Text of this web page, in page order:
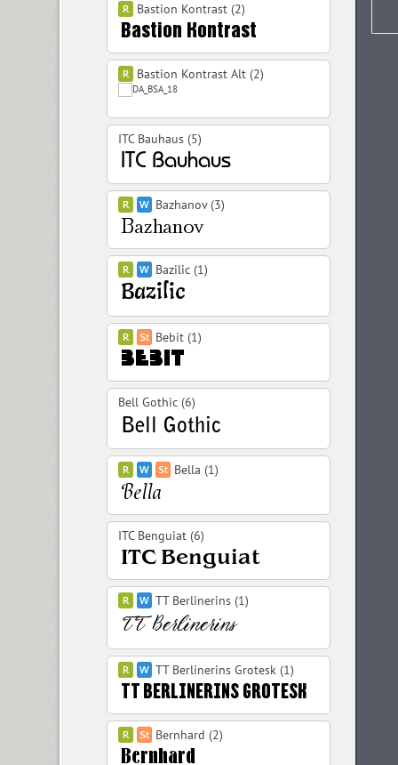
Bastion Kontrast (2)
Bastion Kontrast Alt (2)
ITC Bauhaus (5)
Bazhanov (3)
Bazilic (1)
Bebit (1)
Bell Gothic (6)
Bella (1)
ITC Benguiat (6)
TT Berlinerins (1)
TT Berlinerins Grotesk (1)
Bernhard (2)